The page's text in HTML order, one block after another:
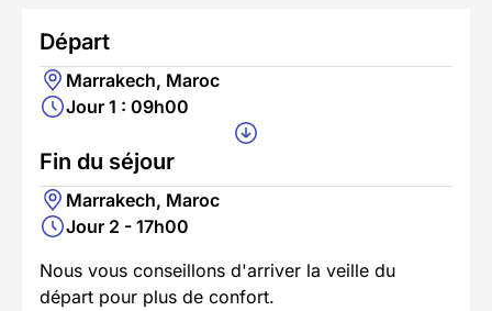
Départ
Marrakech, Maroc
Jour 1 : 09h00
Fin du séjour
Marrakech, Maroc
Jour 2 - 17h00
Nous vous conseillons d'arriver la veille du
départ pour plus de confort.